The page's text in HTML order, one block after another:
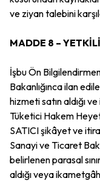
ve ziyan talebini
MADDE 8 –
İşbu Ön
Bakanlığınca ilan
hizmeti satın aldığı
Tüketici Hakem
SATICI şikâyet ve
Sanayi ve Ticaret
belirlenen parasal
aldığı veya